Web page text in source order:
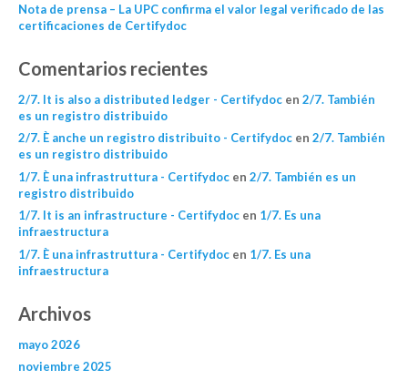
Nota de prensa – La UPC confirma el valor legal verificado de las
certificaciones de Certifydoc
Comentarios recientes
2/7. It is also a distributed ledger - Certifydocen 2/7. También
es un registro distribuido
2/7. È anche un registro distribuito - Certifydocen 2/7. También
es un registro distribuido
1/7. È una infrastruttura - Certifydocen 2/7. También es un
registro distribuido
1/7. It is an infrastructure - Certifydocen 1/7. Es una
infraestructura
1/7. È una infrastruttura - Certifydocen 1/7. Es una
infraestructura
Archivos
mayo 2026
noviembre 2025